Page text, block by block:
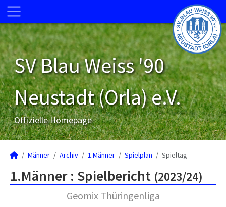
SV Blau Weiss '90
Neustadt (Orla) e.V.
Offizielle Homepage
Männer Archiv 1.Männer Spielplan Spieltag
1.Männer : Spielbericht (2023/24)
Geomix Thüringenliga